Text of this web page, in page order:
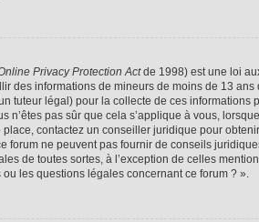
Privacy Protection Actde 1998) est une loi
des informations de mineurs de moins de 13
tuteur légal) pour la collecte de ces informations
n’êtes pas sûr que cela s’applique à vous,
place, contactez un conseiller juridique pour
forum ne peuvent pas fournir de conseils
de toutes sortes, à l’exception de celles
les questions légales concernant ce forum ? ».